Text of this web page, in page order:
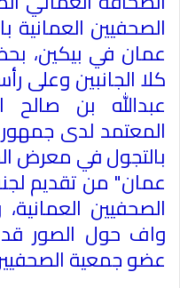
الصحفيين
عمان في بيكين،
كلا الجانبين وعلى
عبدالله بن
المعتمد لدى
بالتجول في معرض
عمان" من تقديم
الصحفيين
واف حول الصور
عضو جمعية